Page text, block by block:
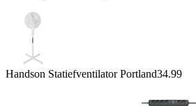
Handson Statiefventilator Portland34.99